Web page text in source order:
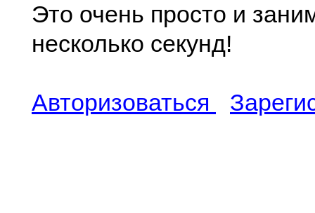
Это очень просто и
несколько секунд!
Авторизоваться